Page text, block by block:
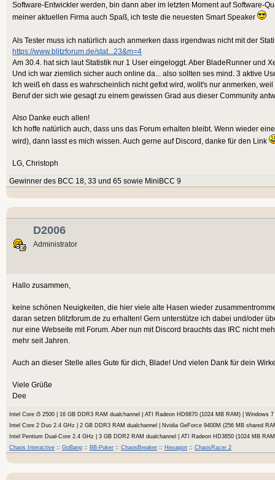
Software-Entwickler werden, bin dann aber im letzten Moment auf Software-
meiner aktuellen Firma auch Spaß, ich teste die neuesten Smart Speaker
Als Tester muss ich natürlich auch anmerken dass irgendwas nicht mit der
https://www.blitzforum.de/stat...23&m=4
Am 30.4. hat sich laut Statistik nur 1 User eingeloggt. Aber BladeRunner und
Und ich war ziemlich sicher auch online da... also sollten ses mind. 3 aktive
Ich weiß eh dass es wahrscheinlich nicht gefixt wird, wollt's nur anmerken,
Beruf der sich wie gesagt zu einem gewissen Grad aus dieser Community
Also Danke euch allen!
Ich hoffe natürlich auch, dass uns das Forum erhalten bleibt. Wenn wieder
wird), dann lasst es mich wissen. Auch gerne auf Discord, danke für den Link
LG, Christoph
Gewinner des BCC 18, 33 und 65 sowie MiniBCC 9
D2006
Administrator
Hallo zusammen,
keine schönen Neuigkeiten, die hier viele alte Hasen wieder
daran setzen blitzforum.de zu erhalten! Gern unterstütze ich dabei und/oder
nur eine Webseite mit Forum. Aber nun mit Discord brauchts das IRC nicht
mehr seit Jahren.
Auch an dieser Stelle alles Gute für dich, Blade! Und vielen Dank für dein
Viele Grüße
Dee
Intel Core i5 2500 | 16 GB DDR3 RAM dualchannel | ATI Radeon HD6870 (1024 MB RAM) | Windows
Intel Core 2 Duo 2.4 GHz | 2 GB DDR3 RAM dualchannel | Nvidia GeForce 9400M (256 MB shared
Intel Pentium Dual-Core 2.4 GHz | 3 GB DDR2 RAM dualchannel | ATI Radeon HD3850 (1024 MB
Chaos Interactive :: GoBang :: BB-Poker :: ChaosBreaker :: Hexagon :: ChaosRacer 2